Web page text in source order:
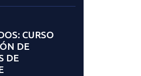
CURSO
DE
DE